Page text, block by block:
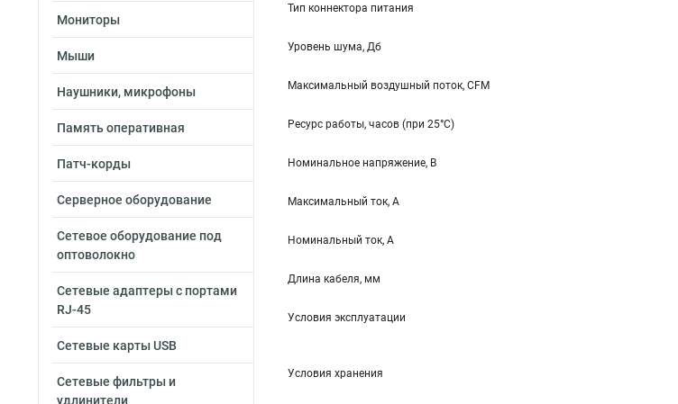
Мониторы
Мыши
Наушники, микрофоны
Память оперативная
Патч-корды
Серверное оборудование
Сетевое оборудование под
оптоволокно
Сетевые адаптеры с портами
RJ-45
Сетевые карты USB
Сетевые фильтры и
удлинители
Тип коннектора питания
Уровень шума, Дб
Максимальный воздушный поток, CFM
Ресурс работы, часов (при 25°C)
Номинальное напряжение, В
Максимальный ток, А
Номинальный ток, А
Длина кабеля, мм
Условия эксплуатации
Условия хранения